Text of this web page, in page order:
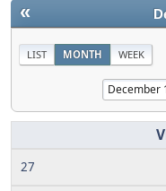
«
LIST MONTH WEEK
27